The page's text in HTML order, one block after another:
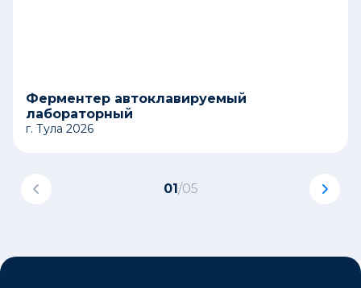
Ферментер автоклавируемый
лабораторный
г. Тула 2026
01 /05